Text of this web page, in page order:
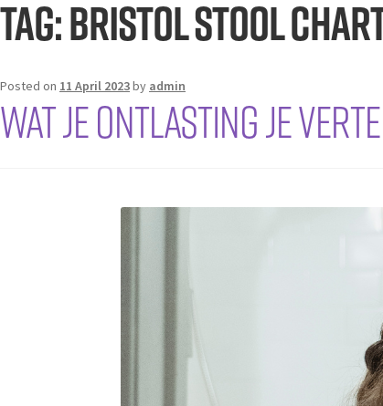
Tag:bristol stool
Posted on 11 April 2023by admin
WAT JE ONTLASTING JE